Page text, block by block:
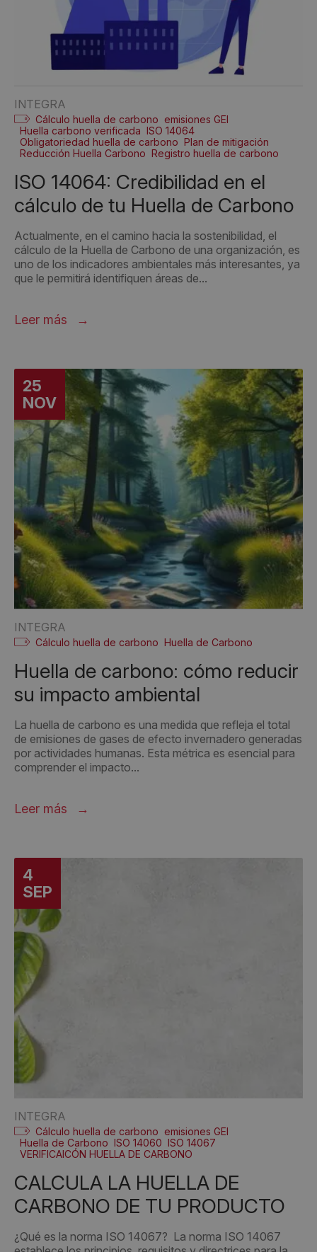
INTEGRA
Cálculo huella de carbono emisiones GEI
Huella carbono verificada ISO 14064
Obligatoriedad huella de carbono Plan de mitigación
Reducción Huella Carbono Registro huella de carbono
ISO 14064: Credibilidad en el
cálculo de tu Huella de Carbono
Actualmente, en el camino hacia la sostenibilidad, el
cálculo de la Huella de Carbono de una organización, es
uno de los indicadores ambientales más interesantes, ya
que le permitirá identifiquen áreas de...
Leer más
25
NOV
INTEGRA
Cálculo huella de carbono Huella de Carbono
Huella de carbono: cómo reducir
su impacto ambiental
La huella de carbono es una medida que refleja el total
de emisiones de gases de efecto invernadero generadas
por actividades humanas. Esta métrica es esencial para
comprender el impacto...
Leer más
4
SEP
INTEGRA
Cálculo huella de carbono emisiones GEI
Huella de Carbono ISO 14060 ISO 14067
VERIFICAICÓN HUELLA DE CARBONO
CALCULA LA HUELLA DE
CARBONO DE TU PRODUCTO
¿Qué es la norma ISO 14067? La norma ISO 14067